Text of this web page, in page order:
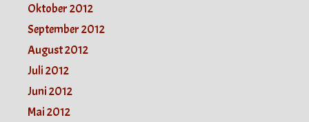
Oktober 2012
September 2012
August 2012
Juli 2012
Juni 2012
Mai 2012